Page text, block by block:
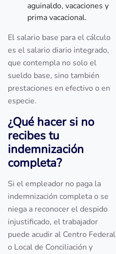
aguinaldo, vacaciones y
prima vacacional.
El salario base para el cálculo
es el salario diario integrado,
que contempla no solo el
sueldo base, sino también
prestaciones en efectivo o en
especie.
¿Qué hacer si no
recibes tu
indemnización
completa?
Si el empleador no paga la
indemnización completa o se
niega a reconocer el despido
injustificado, el trabajador
puede acudir al Centro Federal
o Local de Conciliación y